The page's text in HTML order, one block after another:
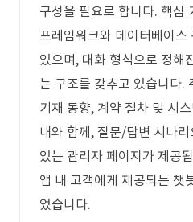
구성을 필요로 합니다. 핵심
프레임워크와 데이터베이스
있으며, 대화 형식으로 정해
는 구조를 갖추고 있습니다.
기재 동향, 계약 절차 및 시
내와 함께, 질문/답변 시나
있는 관리자 페이지가 제공
앱 내 고객에게 제공되는 챗
었습니다.